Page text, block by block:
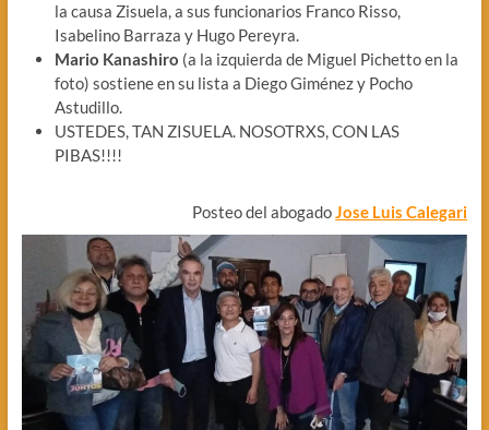
la causa Zisuela, a sus funcionarios Franco Risso,
Isabelino Barraza y Hugo Pereyra.
Mario Kanashiro (a la izquierda de Miguel Pichetto en la
foto) sostiene en su lista a Diego Giménez y Pocho
Astudillo.
USTEDES, TAN ZISUELA. NOSOTRXS, CON LAS
PIBAS!!!!
Posteo del abogadoJose Luis Calegari